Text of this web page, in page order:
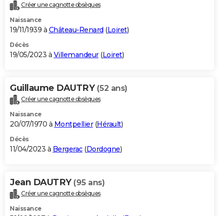
Créer une cagnotte obsèques
Naissance
19/11/1939 à Château-Renard (Loiret)
Décès
19/05/2023 à Villemandeur(Loiret)
Guillaume DAUTRY (52 ans)
Créer une cagnotte obsèques
Naissance
20/07/1970 à Montpellier(Hérault)
Décès
11/04/2023 à Bergerac(Dordogne)
Jean DAUTRY (95 ans)
Créer une cagnotte obsèques
Naissance